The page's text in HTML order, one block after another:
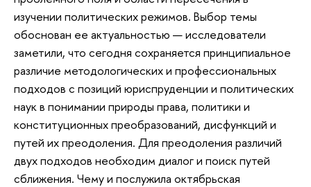
изучении политических режимов. Выбор темы
обоснован ее актуальностью — исследователи
заметили, что сегодня сохраняется принципиальное
различие методологических и профессиональных
подходов с позиций юриспруденции и политических
наук в понимании природы права, политики и
конституционных преобразований, дисфункций и
путей их преодоления. Для преодоления различий
двух подходов необходим диалог и поиск путей
сближения. Чему и послужила октябрьская